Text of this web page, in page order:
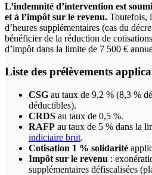
L’indemnité d’intervention est
et à l’impôt sur le revenu. Toutefois,
d’heures supplémentaires (cas du
bénéficier de la réduction de
d’impôt dans la limite de 7 500 €
Liste des prélèvements
CSG au taux de 9,2 % (8,3 %
déductibles).
CRDS au taux de 0,5 %.
RAFP au taux de 5 % dans la
indiciaire brut.
Cotisation 1 % solidarité
Impôt sur le revenu :
supplémentaires défiscalisées